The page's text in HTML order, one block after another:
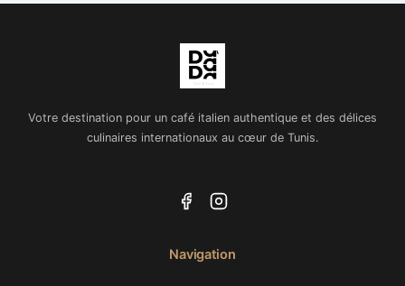
Votre destination pour un café italien authentique et des délices
culinaires internationaux au cœur de Tunis.
Navigation